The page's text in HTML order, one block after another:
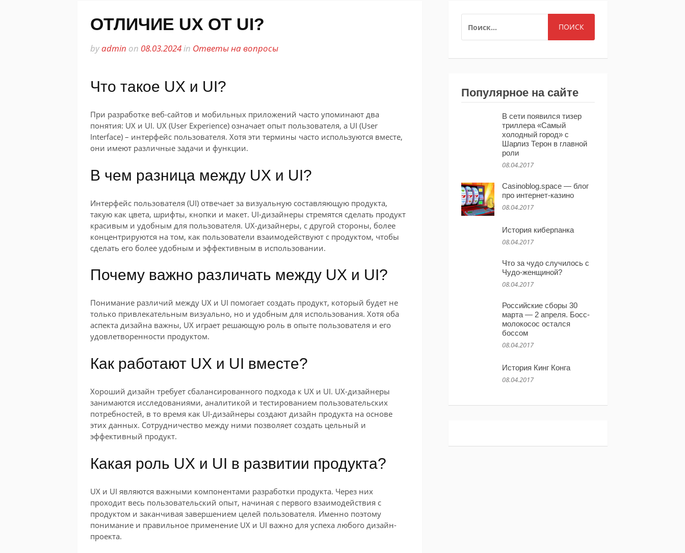
ОТЛИЧИЕ UX ОТ UI?
byadmin on 08.03.2024in Ответы на вопросы
Что такое UX и UI?
При разработке веб-сайтов и мобильных приложений часто упоминают два
понятия: UX и UI. UX (User Experience) означает опыт пользователя, а UI (User
Interface) – интерфейс пользователя. Хотя эти термины часто используются вместе,
они имеют различные задачи и функции.
В чем разница между UX и UI?
Интерфейс пользователя (UI) отвечает за визуальную составляющую продукта,
такую как цвета, шрифты, кнопки и макет. UI-дизайнеры стремятся сделать продукт
красивым и удобным для пользователя. UX-дизайнеры, с другой стороны, более
концентрируются на том, как пользователи взаимодействуют с продуктом, чтобы
сделать его более удобным и эффективным в использовании.
Почему важно различать между UX и UI?
Понимание различий между UX и UI помогает создать продукт, который будет не
только привлекательным визуально, но и удобным для использования. Хотя оба
аспекта дизайна важны, UX играет решающую роль в опыте пользователя и его
удовлетворенности продуктом.
Как работают UX и UI вместе?
Хороший дизайн требует сбалансированного подхода к UX и UI. UX-дизайнеры
занимаются исследованиями, аналитикой и тестированием пользовательских
потребностей, в то время как UI-дизайнеры создают дизайн продукта на основе
этих данных. Сотрудничество между ними позволяет создать цельный и
эффективный продукт.
Какая роль UX и UI в развитии продукта?
UX и UI являются важными компонентами разработки продукта. Через них
проходит весь пользовательский опыт, начиная с первого взаимодействия с
продуктом и заканчивая завершением целей пользователя. Именно поэтому
понимание и правильное применение UX и UI важно для успеха любого дизайн-
проекта.
Популярное на сайте
В сети появился тизер
триллера «Самый
холодный город» с
Шарлиз Терон в главной
роли
08.04.2017
Casinoblog.space — блог
про интернет-казино
08.04.2017
История киберпанка
08.04.2017
Что за чудо случилось с
Чудо-женщиной?
08.04.2017
Российские сборы 30
марта — 2 апреля. Босс-
молокосос остался
боссом
08.04.2017
История Кинг Конга
08.04.2017